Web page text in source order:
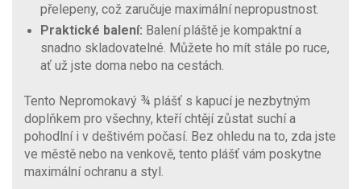
přelepeny, což zaručuje maximální nepropustnost.
Praktické balení: Balení pláště je kompaktní a
snadno skladovatelné. Můžete ho mít stále po ruce,
ať už jste doma nebo na cestách.
Tento Nepromokavý ¾ plášť s kapucí je nezbytným
doplňkem pro všechny, kteří chtějí zůstat suchí a
pohodlní i v deštivém počasí. Bez ohledu na to, zda jste
ve městě nebo na venkově, tento plášť vám poskytne
maximální ochranu a styl.